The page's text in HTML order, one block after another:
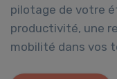
pilotage de votre
productivité, une
mobilité dans vos